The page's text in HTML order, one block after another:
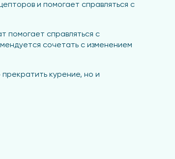
и помогает справляться с
помогает справляться с
сочетать с изменением
курение, но и